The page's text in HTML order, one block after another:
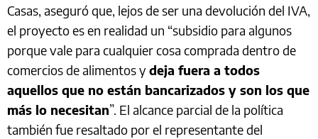
Casas, aseguró que, lejos de ser una devolución del IVA,
el proyecto es en realidad un “subsidio para algunos
porque vale para cualquier cosa comprada dentro de
comercios de alimentos ydeja fuera a todos
aquellos que no están bancarizados y son los que
más lo necesitan”. El alcance parcial de la política
también fue resaltado por el representante del